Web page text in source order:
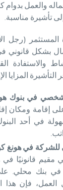
والعمل بدوام
تأشيرة مناسبة.
المستثمر (رجل
بشكل قانوني
والاستفادة
المزايا
في بنوك
إقامة ومكان
في أحد البنوك
في هونغ
مقيم قانونيًا
بنك محلي.
فإن هذا